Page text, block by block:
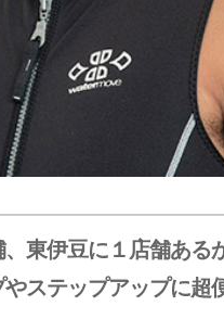
東伊豆に１店舗ある
ステップアップに超